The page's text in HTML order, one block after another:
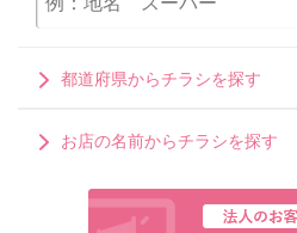
都道府県からチラシを探す
お店の名前からチラシを探す